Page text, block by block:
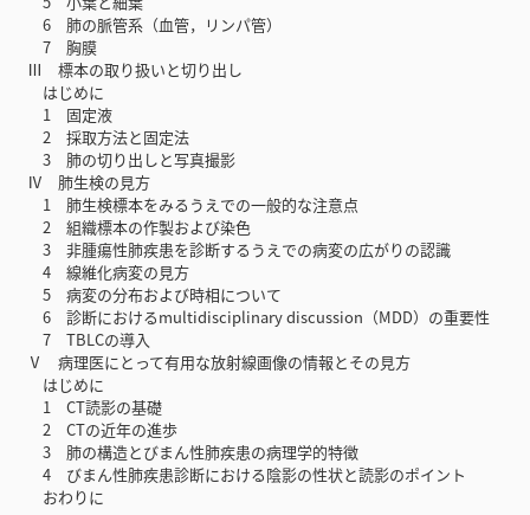
6 肺の脈管系（血管，リンパ管）
7 胸膜
Ⅲ 標本の取り扱いと切り出し
はじめに
1 固定液
2 採取方法と固定法
3 肺の切り出しと写真撮影
Ⅳ 肺生検の見方
1 肺生検標本をみるうえでの一般的な注意点
2 組織標本の作製および染色
3 非腫瘍性肺疾患を診断するうえでの病変の広がりの認識
4 線維化病変の見方
5 病変の分布および時相について
6 診断におけるmultidisciplinary discussion（MDD）の重要性
7 TBLCの導入
Ⅴ 病理医にとって有用な放射線画像の情報とその見方
はじめに
1 CT読影の基礎
2 CTの近年の進歩
3 肺の構造とびまん性肺疾患の病理学的特徴
4 びまん性肺疾患診断における陰影の性状と読影のポイント
おわりに